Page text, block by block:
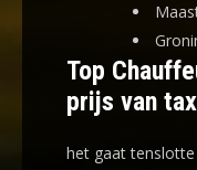
Top
prijs van
het gaat